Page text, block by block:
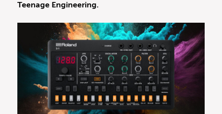
Teenage Engineering.